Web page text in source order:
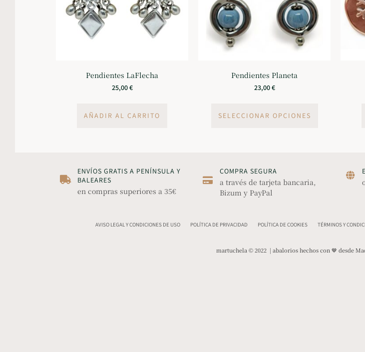
Pendientes LaFlecha
25,00€
AÑADIR AL CARRITO
Pendientes Planeta
23,00€
SELECCIONAR OPCIONES
ENVÍOS GRATIS A PENÍNSULA Y
BALEARES
en compras superiores a 35€
COMPRA SEGURA
a través de tarjeta bancaria,
Bizum y PayPal
AVISO LEGAL Y CONDICIONES DE USO POLÍTICA DE PRIVACIDAD POLÍTICA DE COOKIES TÉRMINOS Y
martuchela © 2022 | abalorios hechos con 🤎 desde